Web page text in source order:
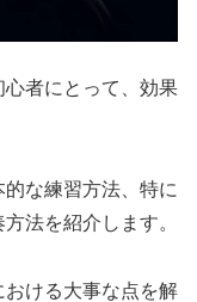
者にとって、効果
な練習方法、特に
法を紹介します。
おける大事な点を解